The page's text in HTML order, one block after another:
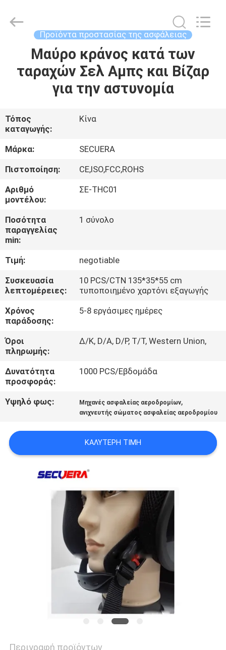
ΣΠΊΤΙ
ΠΡΟΪΌΝΤΑ
ΠΕΡΊΠΟΥ
ΕΜΕΊΣ
ΓΎΡΟΣ
ΕΡΓΟΣΤΑΣΊΩΝ
ΠΟΙΟΤΙΚΌΣ
ΈΛΕΓΧΟΣ
ΜΑΣ
ΕΛΆΤΕ
ΕΠΑΦΉ
ΜΕ
ΖΗΤΉΣΤΕ
ΈΝΑ
ΑΠΌΣΠΑΣΜΑ
SITEMAP
PRIVACY
POLICY
Rights
Προϊόντα προστασίας της ασφάλειας
Μαύρο κράνος κατά των
ταραχών Σελ Αμπς και Βίζαρ
για την αστυνομία
Τόπος
καταγωγής:
Κίνα
Μάρκα:
SECUERA
Πιστοποίηση:
CE,ISO,FCC,ROHS
Αριθμό
μοντέλου:
ΣΕ-THC01
Ποσότητα
παραγγελίας
min:
1 σύνολο
Τιμή:
negotiable
Συσκευασία
λεπτομέρειες:
10 PCS/CTN 135*35*55 cm
τυποποιημένο χαρτόνι εξαγωγής
Χρόνος
παράδοσης:
5-8 εργάσιμες ημέρες
Όροι
πληρωμής:
Δ/Κ, D/Α, D/P, T/T, Western Union,
Δυνατότητα
προσφοράς:
1000 PCS/Εβδομάδα
Υψηλό φως: Μηχανές ασφαλείας αεροδρομίων,
ανιχνευτής σώματος ασφαλείας αεροδρομίου
ΚΑΛΎΤΕΡΗ ΤΙΜΉ
Περιγραφή προϊόντων